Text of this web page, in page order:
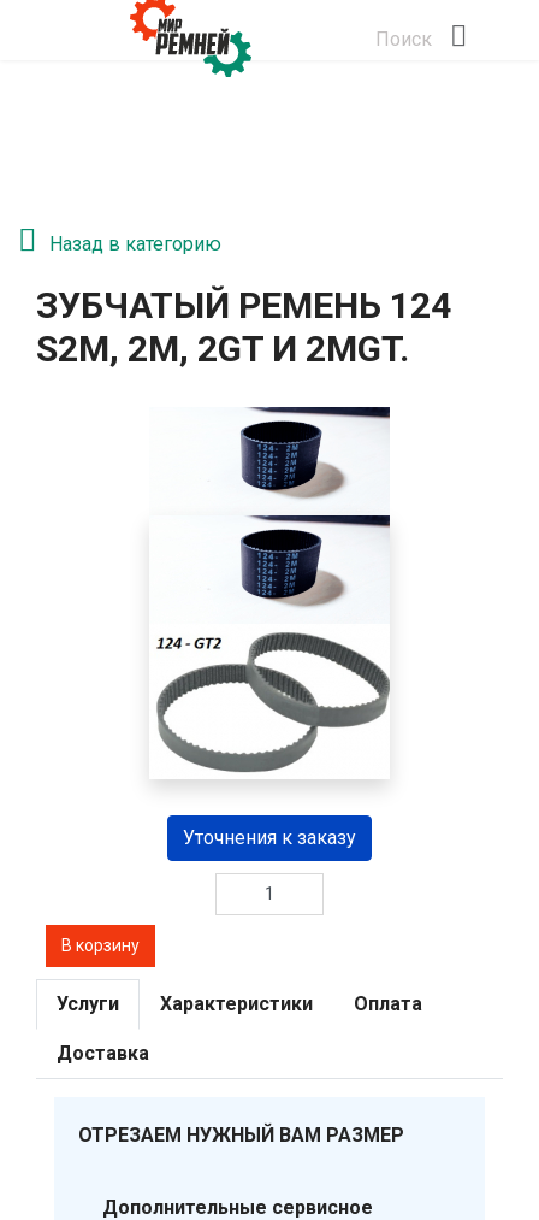
Поиск
Назад в категорию
ЗУБЧАТЫЙ РЕМЕНЬ 124
S2М, 2M, 2GT И 2MGT.
Уточнения к заказу
Услуги Характеристики Оплата
Доставка
ОТРЕЗАЕМ НУЖНЫЙ ВАМ РАЗМЕР
Дополнительные сервисное